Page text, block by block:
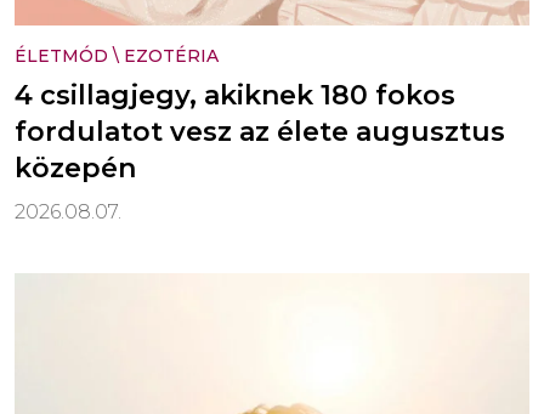
ÉLETMÓD \ EZOTÉRIA
4 csillagjegy, akiknek 180 fokos
fordulatot vesz az élete augusztus
közepén
2026.08.07.